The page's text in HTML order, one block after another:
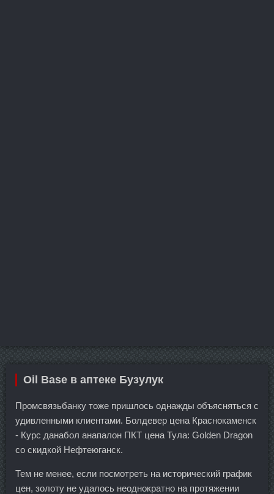
Oil Base в аптеке Бузулук
Промсвязьбанку тоже пришлось однажды объясняться с
удивленными клиентами. Болдевер цена Краснокаменск
- Курс данабол анапалон ПКТ цена Тула: Golden Dragon
со скидкой Нефтеюганск.
Тем не менее, если посмотреть на исторический график
цен, золоту не удалось неоднократно на протяжении